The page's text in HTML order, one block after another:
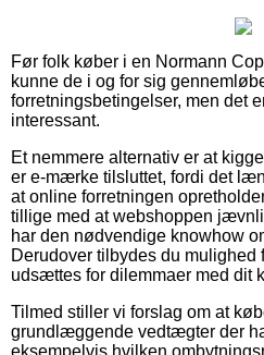
Før folk køber i en Normann
kunne de i og for sig
forretningsbetingelser, men det
interessant.
Et nemmere alternativ er at
er e-mærke tilsluttet, fordi det
at online forretningen
tillige med at webshoppen
har den nødvendige knowhow
Derudover tilbydes du mulighed
udsættes for dilemmaer med dit
Tilmed stiller vi forslag om at
grundlæggende vedtægter der
eksempelvis hvilken